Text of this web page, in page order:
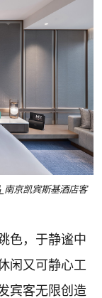
南京凯宾斯基酒店客
色，于静谧中
闲又可静心工
宾客无限创造